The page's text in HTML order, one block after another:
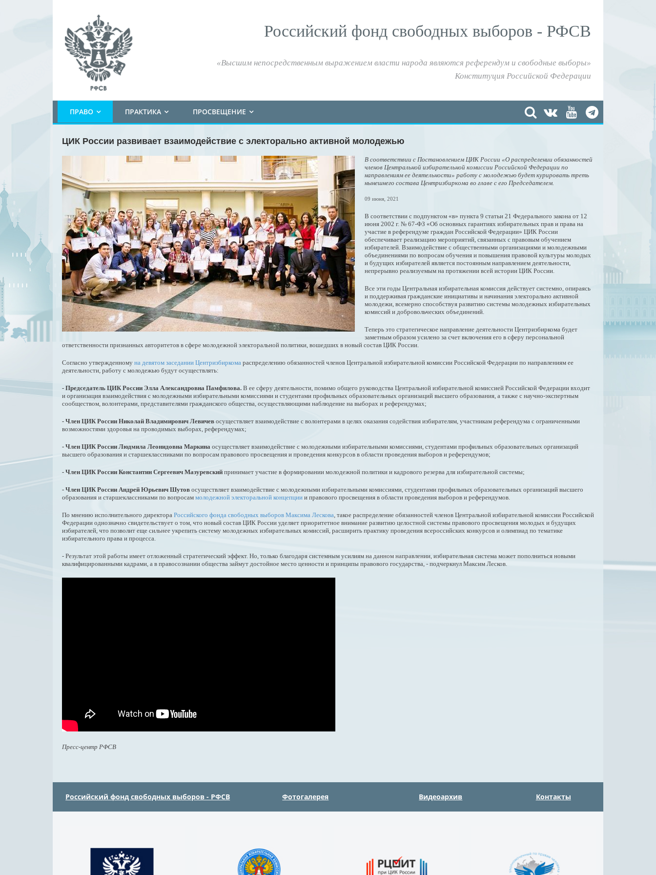
Российский фонд свободных выборов - РФСВ
«Высшим непосредственным выражением власти народа являются референдум и свободные выборы»
Конституция Российской Федерации
ПРАВО ПРАКТИКА ПРОСВЕЩЕНИЕ
ЦИК России развивает взаимодействие с электорально активной молодежью
В соответствии с Постановлением ЦИК России «О распределении обязанностей
членов Центральной избирательной комиссии Российской Федерации по
направлениям ее деятельности» работу с молодежью будет курировать треть
нынешнего состава Центризбиркома во главе с его Председателем.
09 июня, 2021
В соответствии с подпунктом «в» пункта 9 статьи 21 Федерального закона от 12
июня 2002 г. № 67-ФЗ «Об основных гарантиях избирательных прав и права на
участие в референдуме граждан Российской Федерации» ЦИК России
обеспечивает реализацию мероприятий, связанных с правовым обучением
избирателей. Взаимодействие с общественными организациями и молодежными
объединениями по вопросам обучения и повышения правовой культуры молодых
и будущих избирателей является постоянным направлением деятельности,
непрерывно реализуемым на протяжении всей истории ЦИК России.
Все эти годы Центральная избирательная комиссия действует системно, опираясь
и поддерживая гражданские инициативы и начинания электорально активной
молодежи, всемерно способствуя развитию системы молодежных избирательных
комиссий и добровольческих объединений.
Теперь это стратегическое направление деятельности Центризбиркома будет
заметным образом усилено за счет включения его в сферу персональной
ответственности признанных авторитетов в сфере молодежной электоральной политики, вошедших в новый состав ЦИК России.
Согласно утвержденному на девятом заседании Центризбиркома распределению обязанностей членов Центральной избирательной комиссии Российской Федерации по направлениям ее
деятельности, работу с молодежью будут осуществлять:
- Председатель ЦИК России Элла Александровна Памфилова. В ее сферу деятельности, помимо общего руководства Центральной избирательной комиссией Российской Федерации входит
и организация взаимодействия с молодежными избирательными комиссиями и студентами профильных образовательных организаций высшего образования, а также с научно-экспертным
сообществом, волонтерами, представителями гражданского общества, осуществляющими наблюдение на выборах и референдумах;
- Член ЦИК России Николай Владимирович Левичев осуществляет взаимодействие с волонтерами в целях оказания содействия избирателям, участникам референдума с ограниченными
возможностями здоровья на проводимых выборах, референдумах;
- Член ЦИК России Людмила Леонидовна Маркина осуществляет взаимодействие с молодежными избирательными комиссиями, студентами профильных образовательных организаций
высшего образования и старшеклассниками по вопросам правового просвещения и проведения конкурсов в области проведения выборов и референдумов;
- Член ЦИК России Константин Сергеевич Мазуревский принимает участие в формировании молодежной политики и кадрового резерва для избирательной системы;
- Член ЦИК России Андрей Юрьевич Шутов осуществляет взаимодействие с молодежными избирательными комиссиями, студентами профильных образовательных организаций высшего
образования и старшеклассниками по вопросам молодежной электоральной концепции и правового просвещения в области проведения выборов и референдумов.
По мнению исполнительного директора Российского фонда свободных выборов Максима Лескова, такое распределение обязанностей членов Центральной избирательной комиссии Российской
Федерации однозначно свидетельствует о том, что новый состав ЦИК России уделяет приоритетное внимание развитию целостной системы правового просвещения молодых и будущих
избирателей, что позволит еще сильнее укрепить систему молодежных избирательных комиссий, расширить практику проведения всероссийских конкурсов и олимпиад по тематике
избирательного права и процесса.
- Результат этой работы имеет отложенный стратегический эффект. Но, только благодаря системным усилиям на данном направлении, избирательная система может пополниться новыми
квалифицированными кадрами, а в правосознании общества займут достойное место ценности и принципы правового государства, - подчеркнул Максим Лесков.
Пресс-центр РФСВ
Российский фонд свободных выборов - РФСВ Фотогалерея Видеоархив Контакты